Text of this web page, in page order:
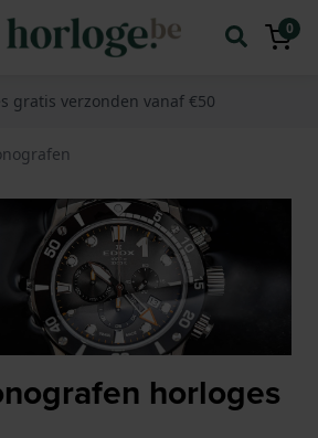
0
gratis verzonden vanaf €50
horloges